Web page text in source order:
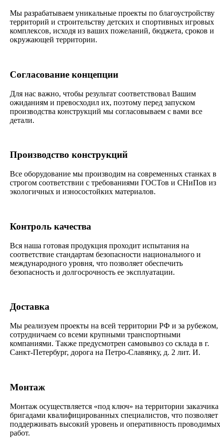
Мы разрабатываем уникальные проекты по благоустройству
территорий и строительству детских и спортивных игровых
комплексов, исходя из ваших пожеланий, бюджета, сроков и
окружающей территории.
Согласование концепции
Для нас важно, чтобы результат соответствовал Вашим
ожиданиям и превосходил их, поэтому перед запуском
производства конструкций мы согласовываем с вами все
детали.
Производство конструкций
Все оборудование мы производим на современных станках в
строгом соответствии с требованиями ГОСТов и СНиПов из
экологичных и износостойких материалов.
Контроль качества
Вся наша готовая продукция проходит испытания на
соответствие стандартам безопасности национального и
международного уровня, что позволяет обеспечить
безопасность и долгосрочность ее эксплуатации.
Доставка
Мы реализуем проекты на всей территории РФ и за рубежом,
сотрудничаем со всеми крупными транспортными
компаниями. Также предусмотрен самовывоз со склада в г.
Санкт-Петербург, дорога на Петро-Славянку, д. 2 лит. И.
Монтаж
Монтаж осуществляется «под ключ» на территории заказчика
бригадами квалифицированных специалистов, что позволяет
поддерживать высокий уровень и оперативность проводимых
работ.